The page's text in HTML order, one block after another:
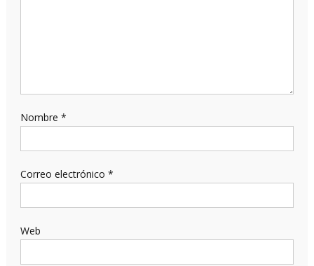
Nombre *
Correo electrónico *
Web